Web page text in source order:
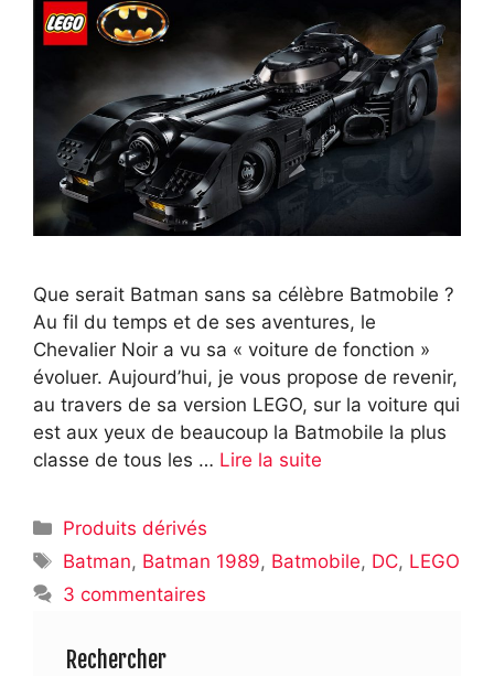
Que serait Batman sans sa célèbre Batmobile ?
Au fil du temps et de ses aventures, le
Chevalier Noir a vu sa « voiture de fonction »
évoluer. Aujourd’hui, je vous propose de revenir,
au travers de sa version LEGO, sur la voiture qui
est aux yeux de beaucoup la Batmobile la plus
classe de tous les … Lire la suite
Catégories
Produits dérivés
Étiquettes
Batman, Batman 1989, Batmobile, DC, LEGO
3 commentaires
Rechercher